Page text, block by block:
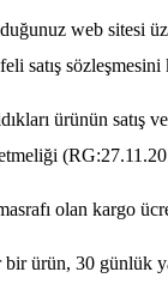
web sitesi
satış sözleşmesini
ürünün
olan kargo
bir ürün, 30 günlük